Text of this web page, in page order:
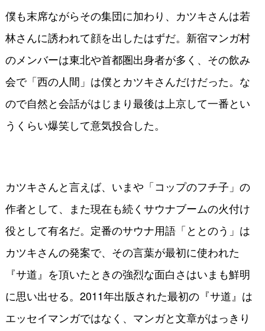
僕も末席ながらその集団に加わり、カツキさんは若
林さんに誘われて顔を出したはずだ。新宿マンガ村
のメンバーは東北や首都圏出身者が多く、その飲み
会で「西の人間」は僕とカツキさんだけだった。な
ので自然と会話がはじまり最後は上京して一番とい
うくらい爆笑して意気投合した。
カツキさんと言えば、いまや「コップのフチ子」の
作者として、また現在も続くサウナブームの火付け
役として有名だ。定番のサウナ用語「ととのう」は
カツキさんの発案で、その言葉が最初に使われた
『サ道』を頂いたときの強烈な面白さはいまも鮮明
に思い出せる。2011年出版された最初の『サ道』は
エッセイマンガではなく、マンガと文章がはっきり